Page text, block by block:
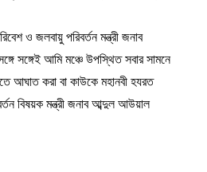
ও জলবায়ু পরিবর্তন মন্ত্রী জনাব
সঙ্গেই আমি মঞ্চে উপস্থিত সবার সামনে
আঘাত করা বা কাউকে মহানবী হযরত
বিষয়ক মন্ত্রী জনাব আব্দুল আউয়াল